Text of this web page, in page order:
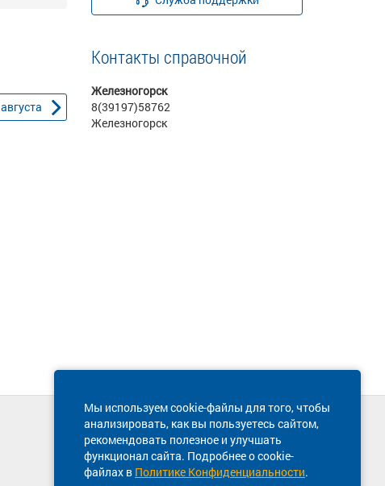
августа
Контакты справочной
Железногорск
8(39197)58762
Железногорск
Мы используем cookie-файлы для того, чтобы
анализировать, как вы пользуетесь сайтом,
рекомендовать полезное и улучшать
функционал сайта. Подробнее о cookie-
файлах в Политике Конфиденциальности.
Техническая поддержка сайта
8 800 600-03-38